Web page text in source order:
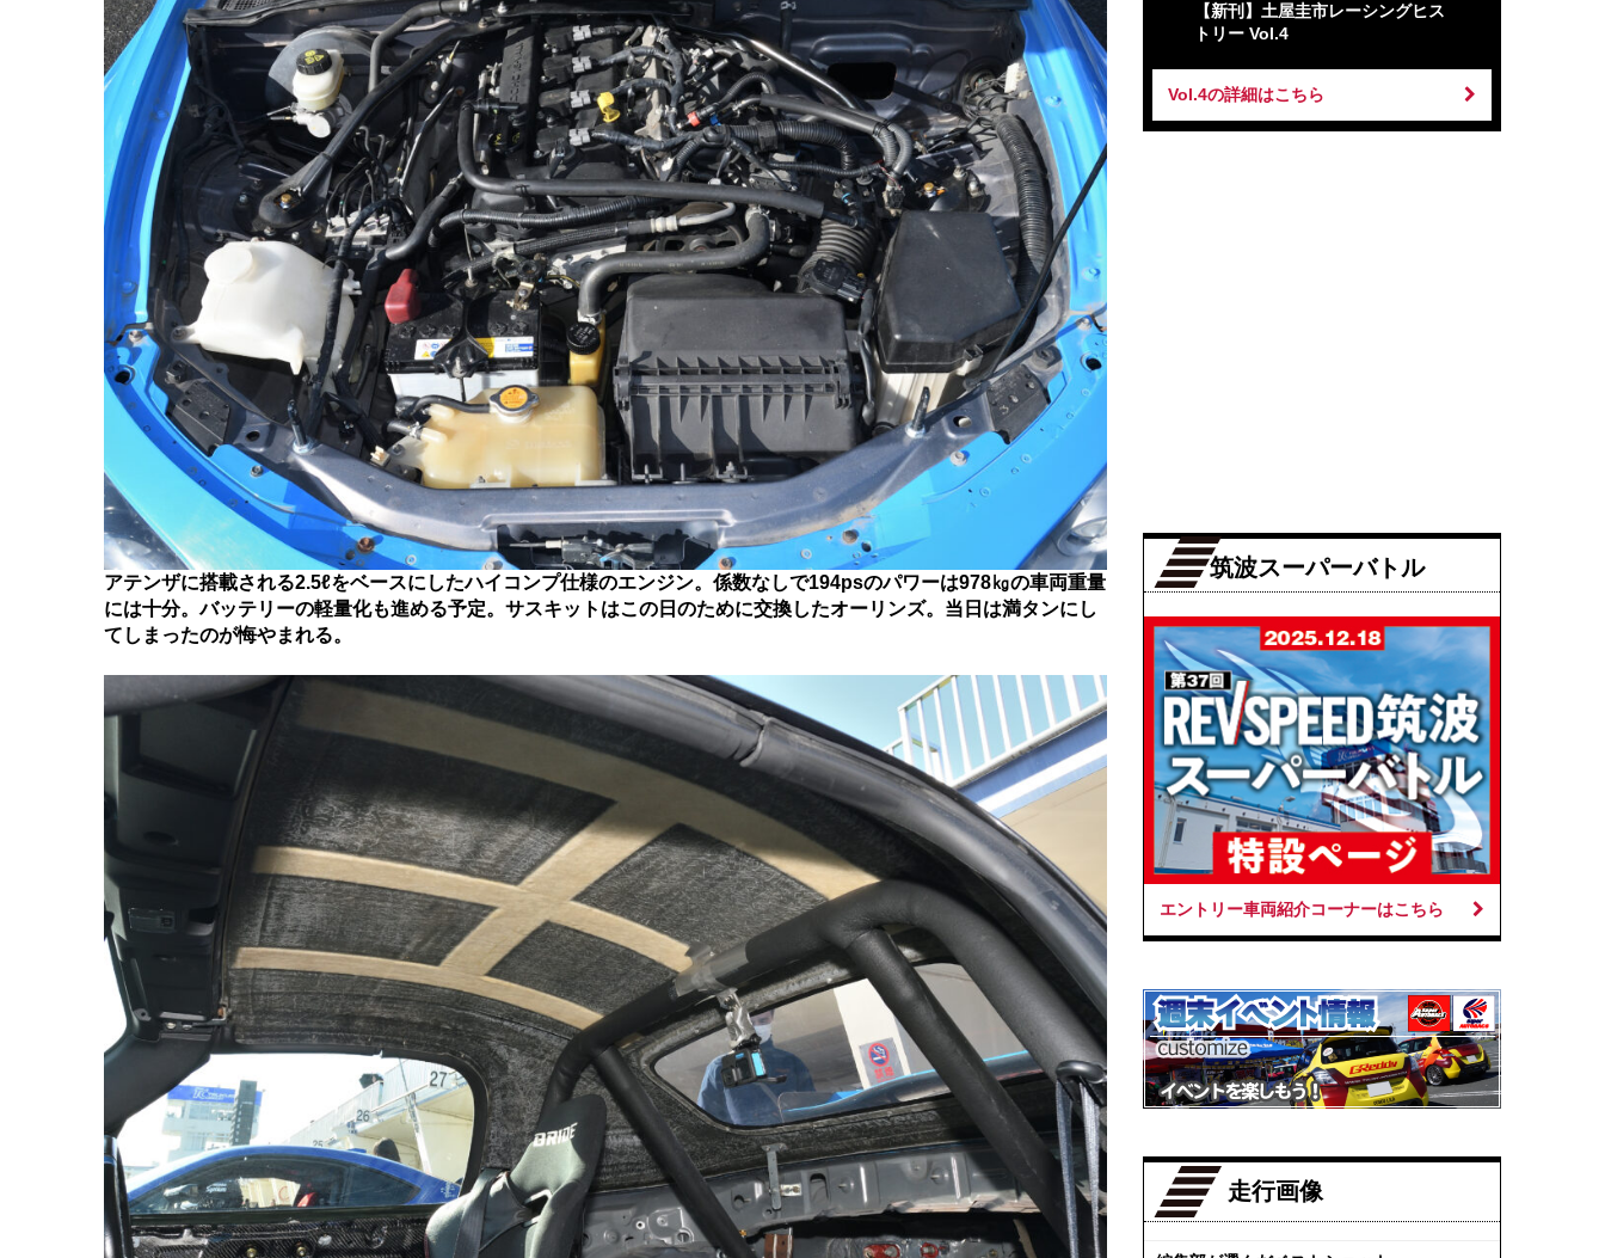
アテンザに搭載される2.5ℓをベースにしたハイコンプ仕様のエンジン。係数なしで194psのパワーは978㎏の車両重量
には十分。バッテリーの軽量化も進める予定。サスキットはこの日のために交換したオーリンズ。当日は満タンにし
てしまったのが悔やまれる。
【新刊】土屋圭市レーシングヒス
トリー Vol.4
Vol.4の詳細はこちら
筑波スーパーバトル
エントリー車両紹介コーナーはこちら
走行画像